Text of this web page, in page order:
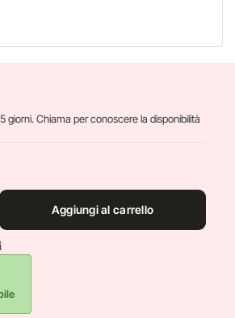
giorni. Chiama per conoscere la disponibilità
Aggiungi al carrello